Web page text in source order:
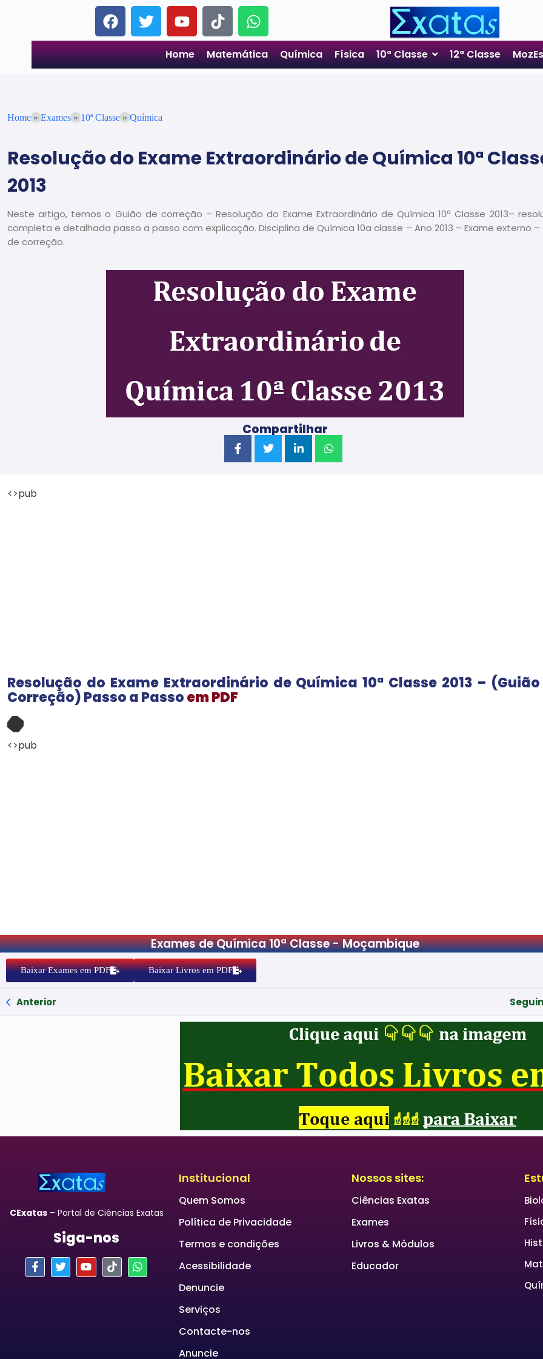
Home Matemática Química Física 10ª Classe 12ª Classe
Home»Exames»10ª Classe»Química
Resolução do Exame Extraordinário de Química 10ª
2013
Neste artigo, temos o Guião de correção – Resolução do Exame Extraordinário de Química 10ª Classe 2013–
completa e detalhada passo a passo com explicação. Disciplina de Química 10a classe – Ano 2013 – Exame externo –
de correção.
Compartilhar
<>pub
Resolução do Exame Extraordinário de Química 10ª Classe 2013 –
Correção) Passo a Passoem PDF
<>pub
Exames de Química 10ª Classe - Moçambique
Baixar Exames em PDF Baixar Livros em PDF
Anterior
CExatas– Portal de Ciências Exatas
Siga-nos
Institucional
Quem Somos
Política de Privacidade
Termos e condições
Acessibilidade
Denuncie
Serviços
Contacte-nos
Anuncie
Nossos sites:
Ciências Exatas
Exames
Livros & Módulos
Educador